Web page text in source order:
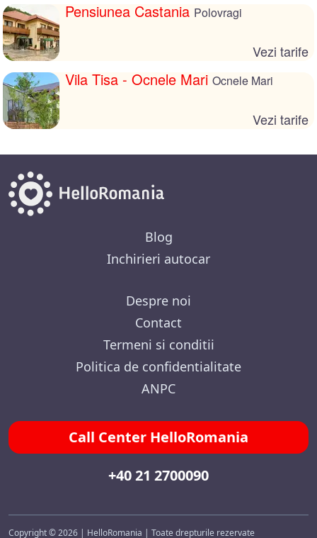
Pensiunea Castania Polovragi
Vezi tarife
Vila Tisa - Ocnele Mari Ocnele Mari
Vezi tarife
Blog
Inchirieri autocar
Despre noi
Contact
Termeni si conditii
Politica de confidentialitate
ANPC
Call Center HelloRomania
+40 21 2700090
Copyright © 2026 | HelloRomania | Toate drepturile rezervate